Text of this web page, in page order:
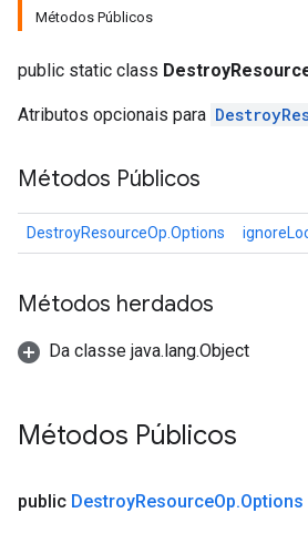
Métodos Públicos
public static class
Atributos opcionais para
Métodos Públicos
DestroyResourceOp.Options
Métodos herdados
Da classe java.lang.Object
Métodos Públicos
public DestroyResourceOp.Options